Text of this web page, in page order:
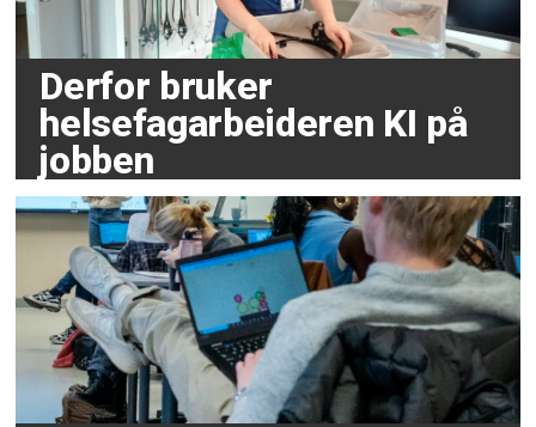
Derfor bruker
helsefagarbeideren KI på
jobben